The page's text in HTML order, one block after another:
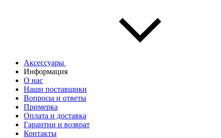
Аксессуары
Информация
О нас
Наши поставщики
Вопросы и ответы
Примерка
Оплата и доставка
Гарантии и возврат
Контакты